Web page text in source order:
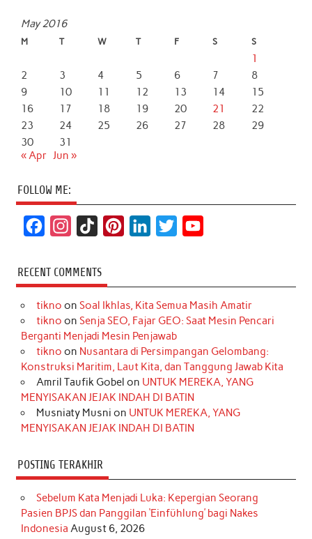
May 2016
M T W T F S S
1
2
3 4 5 6 7
8
9
10 11 12 13 14
15
16
17 18 19 20 21
22
23
24 25 26 27 28
29
30
31
« Apr Jun »
FOLLOW ME:
c
e
b
o
k
s
t
a
r
a
m
k
T
o
k
t
e
r
e
s
t
k
e
d
I
n
t
t
r
T
u
e
RECENT COMMENTS
tikno on Soal Ikhlas, Kita Semua Masih Amatir
tikno on Senja SEO, Fajar GEO: Saat Mesin Pencari
Berganti Menjadi Mesin Penjawab
tikno on Nusantara di Persimpangan Gelombang:
Konstruksi Maritim, Laut Kita, dan Tanggung Jawab Kita
Amril Taufik Gobel on UNTUK MEREKA, YANG
MENYISAKAN JEJAK INDAH DI BATIN
Musniaty Musni on UNTUK MEREKA, YANG
MENYISAKAN JEJAK INDAH DI BATIN
POSTING TERAKHIR
Sebelum Kata Menjadi Luka: Kepergian Seorang
Pasien BPJS dan Panggilan ‘Einfühlung’ bagi Nakes
Indonesia August 6, 2026